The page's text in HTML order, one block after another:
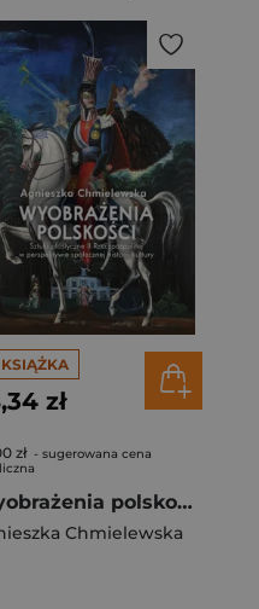
KSIĄŻKA
zł
zł - sugerowana cena
Wyobrażenia polskości. Sztuki plastyczne II Rzeczpospolitej w perspektywie społecznej historii kultu
Chmielewska